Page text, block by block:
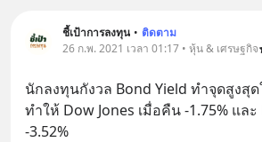
ชี้เป้าการลงทุน • ติดตาม
26 ก.พ. 2021 เวลา 01:17 • หุ้น & เศรษฐกิจ
นักลงทุนกังวล Bond Yield ทำจุดสูงสุ
ทำให้ Dow Jones เมื่อคืน -1.75% แล
-3.52%